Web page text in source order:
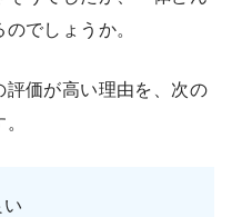
でしょうか。
評価が高い理由を、次の